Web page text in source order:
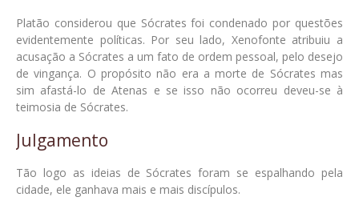
Platão considerou que Sócrates foi condenado por questões
evidentemente políticas. Por seu lado, Xenofonte atribuiu a
acusação a Sócrates a um fato de ordem pessoal, pelo desejo
de vingança. O propósito não era a morte de Sócrates mas
sim afastá-lo de Atenas e se isso não ocorreu deveu-se à
teimosia de Sócrates.
Julgamento
Tão logo as ideias de Sócrates foram se espalhando pela
cidade, ele ganhava mais e mais discípulos.